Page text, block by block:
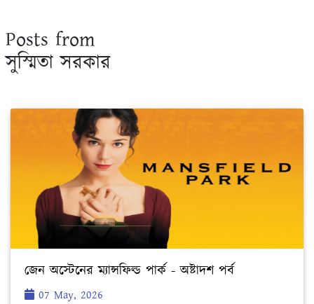
Posts from
সুস্মিতা সরকার
জেন অস্টেনের ম্যান্সফিল্ড পার্ক - অষ্টাদশ পর্ব
07 May, 2026